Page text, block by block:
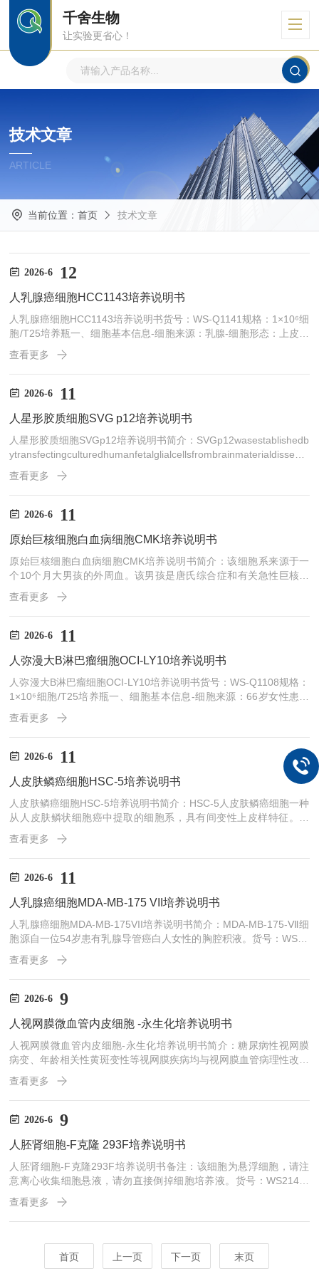
千舍生物
让实验更省心！
技术文章
ARTICLE
当前位置： 首页 技术文章
2026-6 12
人乳腺癌细胞HCC1143培养说明书
人乳腺癌细胞HCC1143培养说明书货号：WS-Q1141规格：1×10⁶细
胞/T25培养瓶一、细胞基本信息-细胞来源：乳腺-细胞形态：上皮细
胞样，贴壁生长-传代比例/细胞消化：1:2传代，消化2-3分钟-倍增时
间：每周2至3次-细胞含量：＞1×10⁶细胞/瓶-包装规格：T25培养瓶/
1mL冻存管-产品用途：仅供科研使用，不可作为动物或人类疾病的
治疗产品使用。二、培养基与培养条件1.培养基RPMI1640培养基；
查看更多
2026-6 11
人星形胶质细胞SVG p12培养说明书
人星形胶质细胞SVGp12培养说明书简介：SVGp12wasestablishedb
ytransfectingculturedhumanfetalglialcellsfrombrainmaterialdissecte
dfrom8to12-week-oldembryoswithDNAfromanori-mutantofSV40.S
VGp12cellsaresusceptibletoinfectionbyJCvirusandmaybeusefulin,d
etectingandti...
查看更多
2026-6 11
原始巨核细胞白血病细胞CMK培养说明书
原始巨核细胞白血病细胞CMK培养说明书简介：该细胞系来源于一
个10个月大男孩的外周血。该男孩是唐氏综合症和有关急性巨核细
胞白血病(AMLM7)患者。货号：WS-Q1101规格：1×10⁶细胞/T25培
养瓶一、细胞基本信息-细胞来源：外周血-细胞形态：淋巴细胞样，
悬浮生长-传代比例/细胞消化：1:2传代-倍增时间：每周2至3次-细胞
含量：＞1×10⁶细胞/瓶-包装规格：T25培养瓶/1mL冻存管-产品用
培养基与培养条件...
查看更多
2026-6 11
人弥漫大B淋巴瘤细胞OCI-LY10培养说明书
人弥漫大B淋巴瘤细胞OCI-LY10培养说明书货号：WS-Q1108规格：
1×10⁶细胞/T25培养瓶一、细胞基本信息-细胞来源：66岁女性患的
淋巴结-细胞形态：圆形和椭圆形细胞样，悬浮生长-传代比例/细胞消
化：1:2传代-倍增时间：每周2至3次-细胞含量：＞1×10⁶细胞/瓶-包
装规格：T25培养瓶/1mL冻存管-产品用途：仅供科研使用，不可作
为动物或人类疾病的治疗产品使用。二、培养基与培养条件1.培养基
RPMI1640培养基；20%胎牛血清；1%双抗推荐血清：WinSer...
查看更多
2026-6 11
人皮肤鳞癌细胞HSC-5培养说明书
人皮肤鳞癌细胞HSC-5培养说明书简介：HSC-5人皮肤鳞癌细胞一种
从人皮肤鳞状细胞癌中提取的细胞系，具有间变性上皮样特征。货
号：WS5478规格：1×10⁶细胞/T25培养瓶一、细胞基本信息-细胞来
源：皮肤-细胞形态：上皮细胞样，贴壁生长-传代比例/细胞消化：1:
2传代，消化1-2分钟-倍增时间：每周2至3次-细胞含量：＞1×10⁶细
胞/瓶-包装规格：T25培养瓶/1mL冻存管-产品用途：仅供科研使用，
培养基DM...
查看更多
2026-6 11
人乳腺癌细胞MDA-MB-175 VII培养说明书
人乳腺癌细胞MDA-MB-175VII培养说明书简介：MDA-MB-175-Ⅶ细
胞源自一位54岁患有乳腺导管癌白人女性的胸腔积液。货号：WS15
5规格：1×10⁶细胞/T25培养瓶一、细胞基本信息-细胞来源：源自转
移部位：胸腔积液-细胞形态：上皮细胞样，贴壁生长-传代比例/细胞
消化：1:2传代，消化2-3分钟-倍增时间：每周2至3次-细胞含量：＞
1×10⁶细胞/瓶-包装规格：T25培养瓶/1mL冻存管-产品用途：仅供科
查看更多
2026-6 9
人视网膜微血管内皮细胞 -永生化培养说明书
人视网膜微血管内皮细胞-永生化培养说明书简介：糖尿病性视网膜
病变、年龄相关性黄斑变性等视网膜疾病均与视网膜血管病理性改变
密切相关。随着对视网膜血管性疾病的研究深入，发现视网膜血管内
皮细胞是该病变的关键细胞。通过体外分离培养原代视网膜微血管内
皮细胞获得大量纯度高的内皮细胞，可为视网膜血管性疾病研究提供
可靠的体外模型。货号：WS189规格：1×10⁶细胞/T25培养瓶一、细
规则细胞样-传代比例/细胞消化：1:2传代-倍...
查看更多
2026-6 9
人胚肾细胞-F克隆 293F培养说明书
人胚肾细胞-F克隆293F培养说明书备注：该细胞为悬浮细胞，请注
意离心收集细胞悬液，请勿直接倒掉细胞培养液。货号：WS214规
格：1×10⁶细胞/T25培养瓶一、细胞基本信息-细胞来源：胎儿肾脏-
细胞形态：上皮细胞样，贴壁生长,悬浮生长-传代比例/细胞消化：1:
2传代-倍增时间：每周2至3次-细胞含量：＞1×10⁶细胞/瓶-包装规
物或人类疾病的治疗产品使用。二、培养基与培养条件1.培养基悬浮
培养用特制无血清培养...
查看更多
首页 上一页 下一页 末页